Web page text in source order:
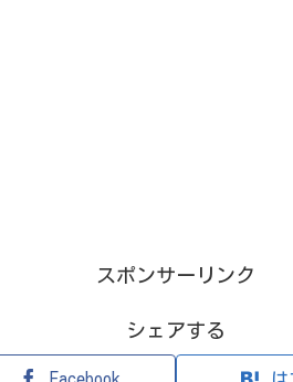
スポンサーリンク
シェアする